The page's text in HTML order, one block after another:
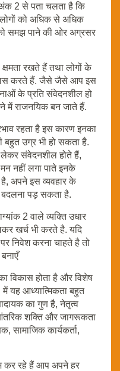
अंक 2 से पता चलता है कि
को अधिक से अधिक
समझ पाने की ओर अग्रसर
रखते हैं तथा लोगों के
करते हैं. जैसे जैसे आप इस
के प्रति संवेदनशील हो
में राजनयिक बन जाते हैं.
रहता है इस कारण इनका
बहुत उग्र भी हो सकता है.
लेकर संवेदनशील होते हैं,
नहीं लगा पाते इनके
है, अपने इस व्यवहार के
बदलना पड़ सकता है.
2 वाले व्यक्ति उधार
खर्च भी करते है. यदि
निवेश करना चाहते है तो
विकास होता है और विशेष
यह आध्यात्मिकता बहुत
का गुण है, नेतृत्व
शक्ति और जागरूकता
सामाजिक कार्यकर्ता,
कर रहे हैं आप अपने हर